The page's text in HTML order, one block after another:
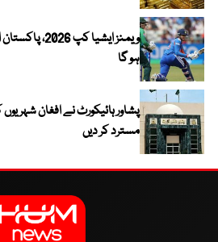
ویمنز ایشیا
ہو گا
پشاور ہائیکورٹ نے افغان
مسترد کر دیں